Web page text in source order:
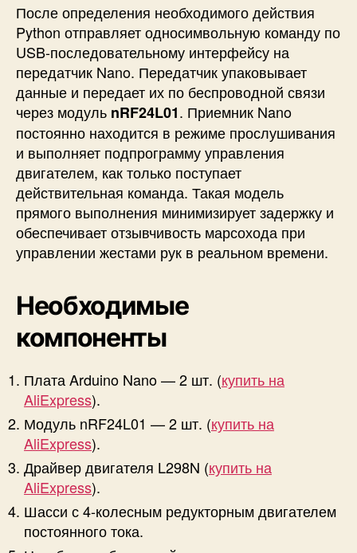
После определения необходимого действия
Python отправляет односимвольную команду по
USB-последовательному интерфейсу на
передатчик Nano. Передатчик упаковывает
данные и передает их по беспроводной связи
через модуль nRF24L01. Приемник Nano
постоянно находится в режиме прослушивания
и выполняет подпрограмму управления
двигателем, как только поступает
действительная команда. Такая модель
прямого выполнения минимизирует задержку и
обеспечивает отзывчивость марсохода при
управлении жестами рук в реальном времени.
Необходимые
компоненты
Плата Arduino Nano — 2 шт. (купить на
AliExpress).
Модуль nRF24L01 — 2 шт. (купить на
AliExpress).
Драйвер двигателя L298N (купить на
AliExpress).
Шасси с 4-колесным редукторным двигателем
постоянного тока.